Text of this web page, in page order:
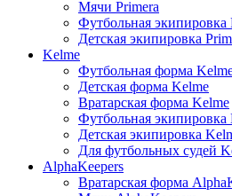
Мячи Primera
Футбольная экипировка
Детская экипировка
Kelme
Футбольная форма
Детская форма Kelme
Вратарская форма Kelme
Футбольная экипировка
Детская экипировка
Для футбольных судей
AlphaKeepers
Вратарская форма